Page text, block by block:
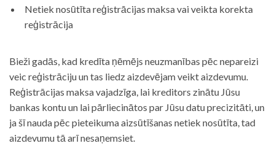
Netiek nosūtīta reģistrācijas maksa vai veikta korekta
reģistrācija
Bieži gadās, kad kredīta ņēmējs neuzmanības pēc nepareizi
veic reģistrāciju un tas liedz aizdevējam veikt aizdevumu.
Reģistrācijas maksa vajadzīga, lai kreditors zinātu Jūsu
bankas kontu un lai pārliecinātos par Jūsu datu precizitāti, un
ja šī nauda pēc pieteikuma aizsūtīšanas netiek nosūtīta, tad
aizdevumu tā arī nesaņemsiet.